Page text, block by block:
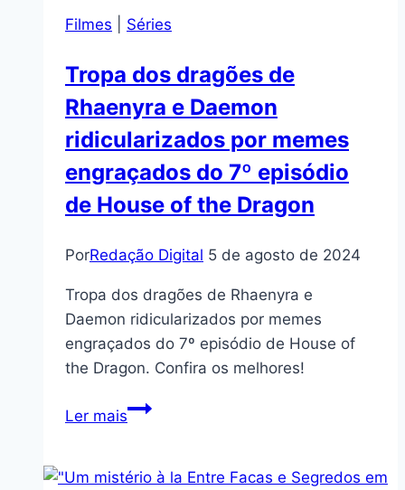
Filmes Séries
Tropa dos dragões de
Rhaenyra e Daemon
ridicularizados por memes
engraçados do 7º episódio
de House of the Dragon
PorRedação Digital 5 de agosto de 2024
Tropa dos dragões de Rhaenyra e
Daemon ridicularizados por memes
engraçados do 7º episódio de House of
the Dragon. Confira os melhores!
Ler maisTropa
de